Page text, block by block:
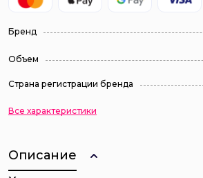
Бренд
Объем
Страна регистрации бренда
Все характеристики
Описание